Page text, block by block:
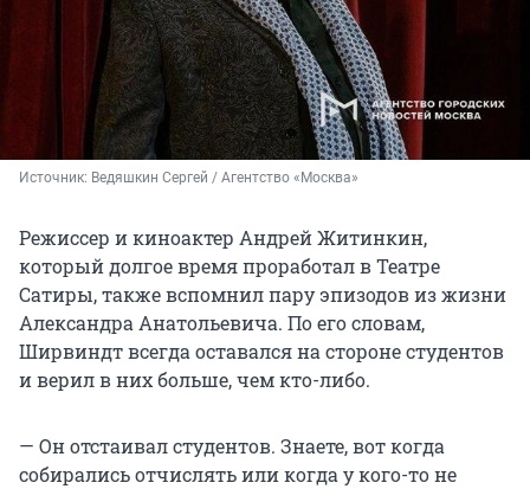
Источник: Ведяшкин Сергей / Агентство «Москва»
Режиссер и киноактер Андрей Житинкин,
который долгое время проработал в Театре
Сатиры, также вспомнил пару эпизодов из жизни
Александра Анатольевича. По его словам,
Ширвиндт всегда оставался на стороне студентов
и верил в них больше, чем кто-либо.
— Он отстаивал студентов. Знаете, вот когда
собирались отчислять или когда у кого-то не